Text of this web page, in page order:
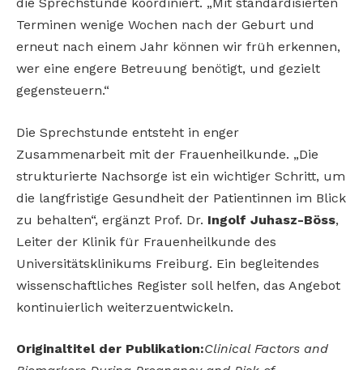
Terminen wenige Wochen nach der Geburt und
erneut nach einem Jahr können wir früh erkennen,
wer eine engere Betreuung benötigt, und gezielt
gegensteuern.“
Die Sprechstunde entsteht in enger
Zusammenarbeit mit der Frauenheilkunde. „Die
strukturierte Nachsorge ist ein wichtiger Schritt, um
die langfristige Gesundheit der Patientinnen im Blick
zu behalten“, ergänzt Prof. Dr. Ingolf Juhasz-Böss,
Leiter der Klinik für Frauenheilkunde des
Universitätsklinikums Freiburg. Ein begleitendes
wissenschaftliches Register soll helfen, das Angebot
kontinuierlich weiterzuentwickeln.
Originaltitel der Publikation:Clinical Factors and